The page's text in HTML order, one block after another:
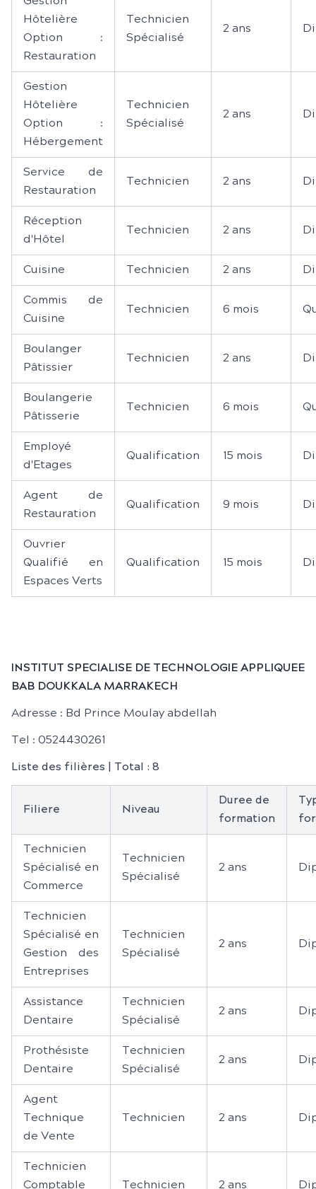
Hôtelière
Option :
Restauration
Technicien
Spécialisé
2 ans
Gestion
Hôtelière
Option :
Hébergement
Technicien
Spécialisé
2 ans
Service de
Restauration
Technicien 2 ans
Réception
d'Hôtel
Technicien 2 ans
Cuisine Technicien 2 ans
Commis de
Cuisine
Technicien 6 mois
Boulanger
Pâtissier
Technicien 2 ans
Boulangerie
Pâtisserie
Technicien 6 mois
Employé
d'Etages
Qualification 15 mois
Agent de
Restauration
Qualification 9 mois
Ouvrier
Qualifié en
Espaces Verts
Qualification 15 mois
INSTITUT SPECIALISE DE TECHNOLOGIE APPLIQUEE
BAB DOUKKALA MARRAKECH
Adresse : Bd Prince Moulay abdellah
Tel : 0524430261
Liste des filières | Total : 8
Filiere Niveau
Duree de
formation
Technicien
Spécialisé en
Commerce
Technicien
Spécialisé
2 ans
Technicien
Spécialisé en
Gestion des
Entreprises
Technicien
Spécialisé
2 ans
Assistance
Dentaire
Technicien
Spécialisé
2 ans
Prothésiste
Dentaire
Technicien
Spécialisé
2 ans
Agent
Technique
de Vente
Technicien 2 ans
Technicien
Comptable
Technicien 2 ans